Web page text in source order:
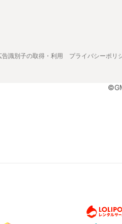
告識別子の取得・利用 プライバシーポリ